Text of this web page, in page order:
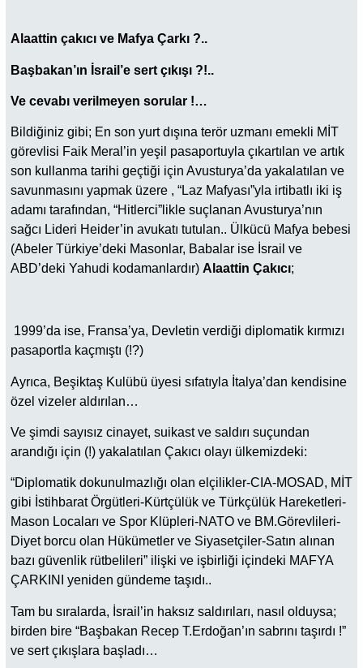
Alaattin çakıcı ve Mafya Çarkı ?..
Başbakan’ın İsrail’e sert çıkışı ?!..
Ve cevabı verilmeyen sorular !…
Bildiğiniz gibi; En son yurt dışına terör uzmanı emekli MİT
görevlisi Faik Meral’in yeşil pasaportuyla çıkartılan ve artık
son kullanma tarihi geçtiği için Avusturya’da yakalatılan ve
savunmasını yapmak üzere , “Laz Mafyası”yla irtibatlı iki iş
adamı tarafından, “Hitlerci”likle suçlanan Avusturya’nın
sağcı Lideri Heider’in avukatı tutulan.. Ülkücü Mafya bebesi
(Abeler Türkiye’deki Masonlar, Babalar ise İsrail ve
ABD’deki Yahudi kodamanlardır) Alaattin Çakıcı;
1999’da ise, Fransa’ya, Devletin verdiği diplomatik kırmızı
pasaportla kaçmıştı (!?)
Ayrıca, Beşiktaş Kulübü üyesi sıfatıyla İtalya’dan kendisine
özel vizeler aldırılan…
Ve şimdi sayısız cinayet, suikast ve saldırı suçundan
arandığı için (!) yakalatılan Çakıcı olayı ülkemizdeki:
“Diplomatik dokunulmazlığı olan elçilikler-CIA-MOSAD, MİT
gibi İstihbarat Örgütleri-Kürtçülük ve Türkçülük Hareketleri-
Mason Locaları ve Spor Klüpleri-NATO ve BM.Görevlileri-
Diyet borcu olan Hükümetler ve Siyasetçiler-Satın alınan
bazı güvenlik rütbelileri” ilişki ve işbirliği içindeki MAFYA
ÇARKINI yeniden gündeme taşıdı..
Tam bu sıralarda, İsrail’in haksız saldırıları, nasıl olduysa;
birden bire “Başbakan Recep T.Erdoğan’ın sabrını taşırdı !”
ve sert çıkışlara başladı…